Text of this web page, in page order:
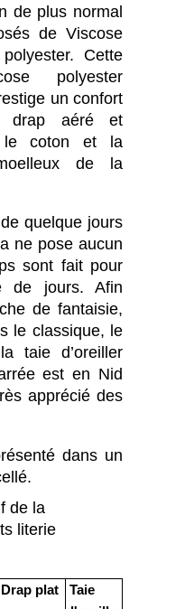
de plus normal
de Viscose
Cette
polyester
un confort
drap aéré et
le coton et la
de la
quelque jours
ne pose aucun
sont fait pour
de jours. Afin
de fantaisie,
le classique, le
taie d’oreiller
est en Nid
apprécié des
dans un
de la
literie
Drap plat
Taie